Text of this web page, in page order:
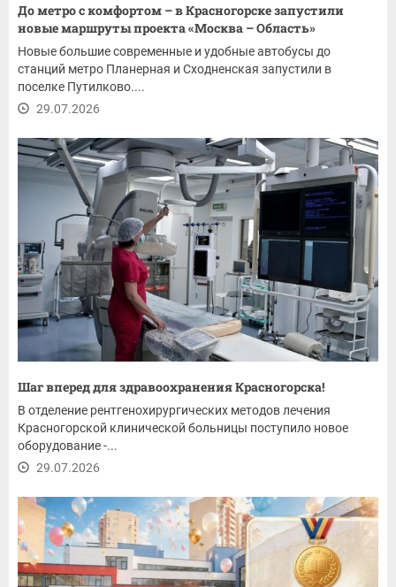
До метро с комфортом – в Красногорске запустили
новые маршруты проекта «Москва – Область»
Новые большие современные и удобные автобусы до
станций метро Планерная и Сходненская запустили в
поселке Путилково....
29.07.2026
Шаг вперед для здравоохранения Красногорска!
В отделение рентгенохирургических методов лечения
Красногорской клинической больницы поступило новое
оборудование -...
29.07.2026